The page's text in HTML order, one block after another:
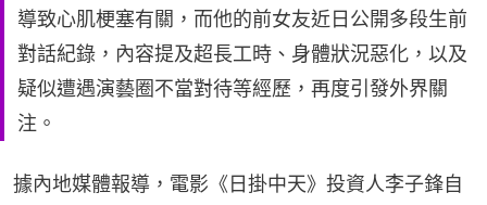
導致心肌梗塞有關，而他的前女友近日公開多段生前
對話紀錄，內容提及超長工時、身體狀況惡化，以及
疑似遭遇演藝圈不當對待等經歷，再度引發外界關
注。
據內地媒體報導，電影《日掛中天》投資人李子鋒自